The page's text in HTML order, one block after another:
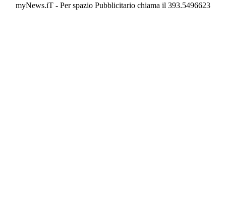
myNews.iT - Per spazio Pubblicitario chiama il 393.5496623